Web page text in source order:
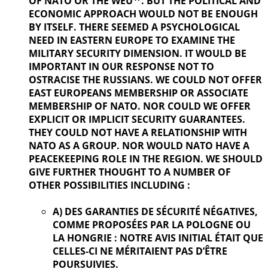
ECONOMIC APPROACH WOULD NOT BE ENOUGH
BY ITSELF. THERE SEEMED A PSYCHOLOGICAL
NEED IN EASTERN EUROPE TO EXAMINE THE
MILITARY SECURITY DIMENSION. IT WOULD BE
IMPORTANT IN OUR RESPONSE NOT TO
OSTRACISE THE RUSSIANS. WE COULD NOT OFFER
EAST EUROPEANS MEMBERSHIP OR ASSOCIATE
MEMBERSHIP OF NATO. NOR COULD WE OFFER
EXPLICIT OR IMPLICIT SECURITY GUARANTEES.
THEY COULD NOT HAVE A RELATIONSHIP WITH
NATO AS A GROUP. NOR WOULD NATO HAVE A
PEACEKEEPING ROLE IN THE REGION. WE SHOULD
GIVE FURTHERTHOUGHT TO A NUMBER OF
OTHER POSSIBILITIES INCLUDING :
A) DES GARANTIES DE SÉCURITÉ NÉGATIVES,
COMME PROPOSÉES PAR LA POLOGNE OU
LA HONGRIE : NOTRE AVIS INITIAL ÉTAIT QUE
CELLES-CI NE MÉRITAIENT PAS D’ÊTRE
POURSUIVIES.